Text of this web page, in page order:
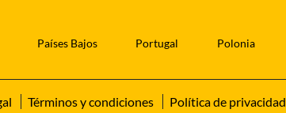
Países Bajos Portugal Polonia
Términos y condiciones Política de privacidad